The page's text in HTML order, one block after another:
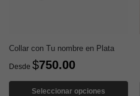
Collar con Tu nombre en Plata
Desde $750.00
Seleccionar opciones